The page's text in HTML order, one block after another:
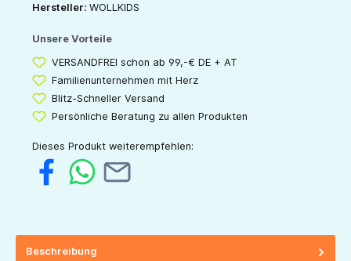
Hersteller: WOLLKIDS
Unsere Vorteile
VERSANDFREI schon ab 99,-€ DE + AT
Familienunternehmen mit Herz
Blitz-Schneller Versand
Persönliche Beratung zu allen Produkten
Dieses Produkt weiterempfehlen:
Beschreibung